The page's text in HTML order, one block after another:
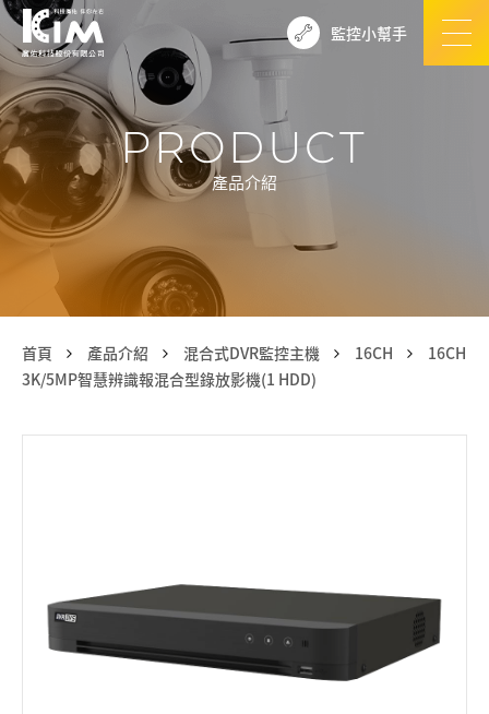
監控小幫手
PRODUCT
產品介紹
首頁 產品介紹 混合式DVR監控主機 16CH
16CH
3K/5MP智慧辨識報混合型錄放影機(1 HDD)